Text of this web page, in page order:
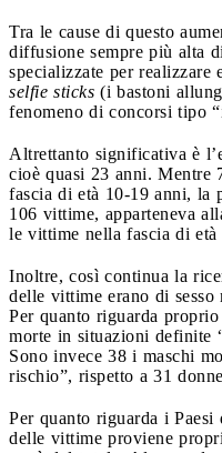
Tra le cause di questo
diffusione sempre più alta
specializzate per realizzare
selfie sticks (i bastoni
fenomeno di concorsi tipo
Altrettanto significativa è
cioè quasi 23 anni. Mentre
fascia di età 10-19 anni, la
106 vittime, apparteneva
le vittime nella fascia di età
Inoltre, così continua la
delle vittime erano di sesso
Per quanto riguarda
morte in situazioni definite
Sono invece 38 i maschi
rischio”, rispetto a 31
Per quanto riguarda i Paesi
delle vittime proviene